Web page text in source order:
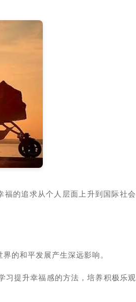
的追求从个人层面上升到国际社会
的和平发展产生深远影响。
习提升幸福感的方法，培养积极乐观